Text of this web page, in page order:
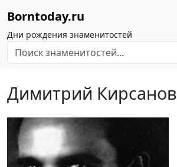
Borntoday.ru
Дни рождения знаменитостей
Димитрий Кирсанов